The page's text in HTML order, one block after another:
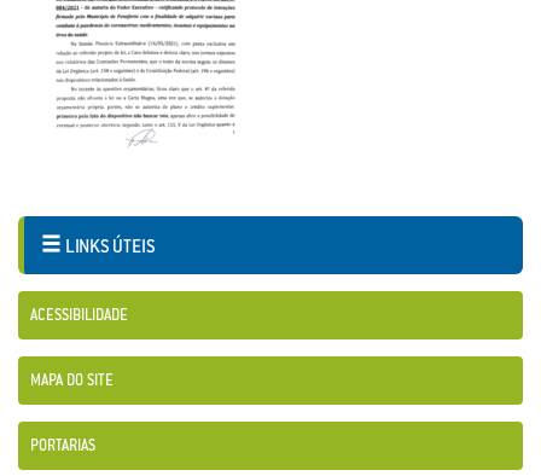
LINKS ÚTEIS
ACESSIBILIDADE
MAPA DO SITE
PORTARIAS